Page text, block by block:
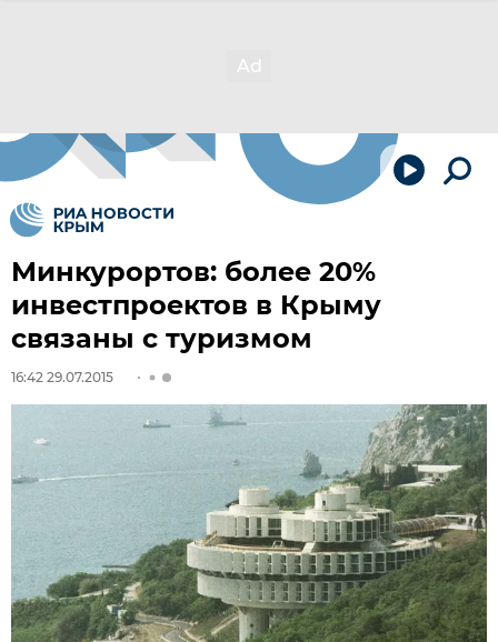
Минкурортов: более 20%
инвестпроектов в Крыму
связаны с туризмом
16:42 29.07.2015